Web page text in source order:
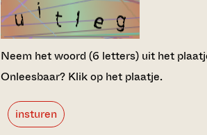
Neem het woord (6 letters) uit het
Onleesbaar? Klik op het plaatje.
insturen